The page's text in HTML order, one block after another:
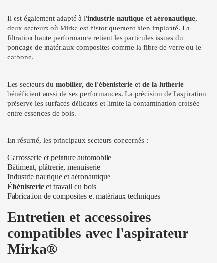
Il est également adapté à l'industrie nautique et aéronautique,
deux secteurs où Mirka est historiquement bien implanté. La
filtration haute performance retient les particules issues du
ponçage de matériaux composites comme la fibre de verre ou le
carbone.
Les secteurs du mobilier, de l'ébénisterie et de la lutherie
bénéficient aussi de ses performances. La précision de l'aspiration
préserve les surfaces délicates et limite la contamination croisée
entre essences de bois.
En résumé, les principaux secteurs concernés :
Carrosserie et peinture automobile
Bâtiment, plâtrerie, menuiserie
Industrie nautique et aéronautique
Ébénisterie et travail du bois
Fabrication de composites et matériaux techniques
Entretien et accessoires
compatibles avec l'aspirateur
Mirka®